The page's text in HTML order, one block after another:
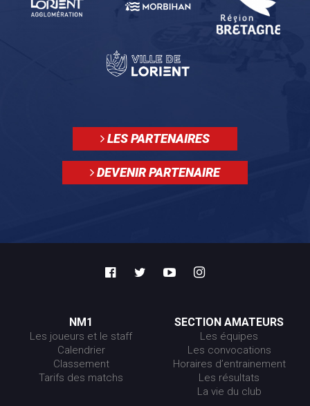
LES PARTENAIRES
DEVENIR PARTENAIRE
NM1
Les joueurs et le staff
Calendrier
Classement
Tarifs des matchs
SECTION AMATEURS
Les équipes
Les convocations
Horaires d’entrainement
Les résultats
La vie du club